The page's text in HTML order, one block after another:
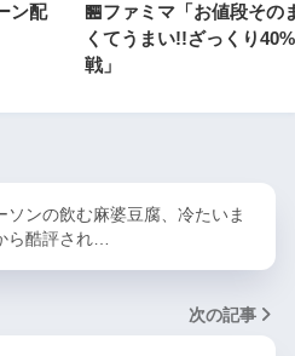
ン配
🏪ファミマ「お値段その
くてうまい!!ざっくり
戦」
ソンの飲む麻婆豆腐、冷たいま
ら酷評され…
次の記事